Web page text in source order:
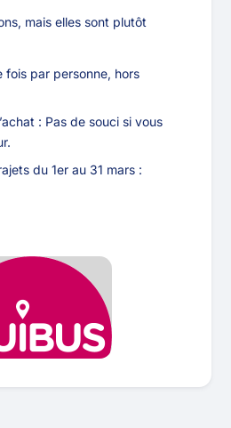
mais elles sont plutôt
fois par personne, hors
: Pas de souci si vous
du 1er au 31 mars :